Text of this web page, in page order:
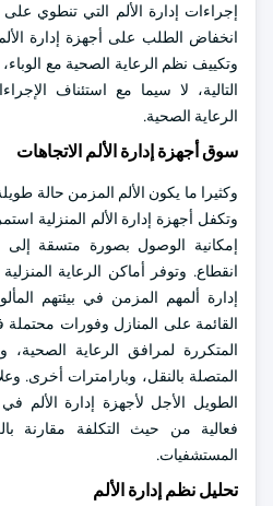
إجراءات إدارة الألم التي تنطوي
انخفاض الطلب على أجهزة إدارة
وتكييف نظم الرعاية الصحية مع
التالية، لا سيما مع استئناف
الرعاية الصحية.
سوق أجهزة إدارة الألم الاتجاهات
وكثيرا ما يكون الألم المزمن حالة
وتكفل أجهزة إدارة الألم المنزلية
إمكانية الوصول بصورة متسقة إلى
انقطاع. وتوفر أماكن الرعاية
إدارة ألمهم المزمن في بيئتهم
القائمة على المنازل وفورات محتملة
المتكررة لمرافق الرعاية الصحية،
المتصلة بالنقل، وبارامترات أخرى.
الطويل الأجل لأجهزة إدارة الألم
فعالية من حيث التكلفة مقارنة
المستشفيات.
تحليل نظم إدارة الألم